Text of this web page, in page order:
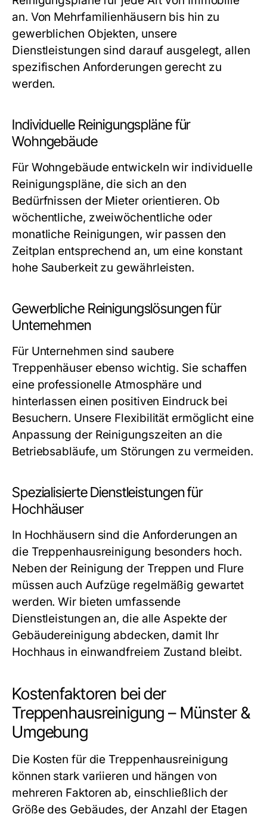
an. Von Mehrfamilienhäusern bis hin zu
gewerblichen Objekten, unsere
Dienstleistungen sind darauf ausgelegt, allen
spezifischen Anforderungen gerecht zu
werden.
Individuelle Reinigungspläne für
Wohngebäude
Für Wohngebäude entwickeln wir individuelle
Reinigungspläne, die sich an den
Bedürfnissen der Mieter orientieren. Ob
wöchentliche, zweiwöchentliche oder
monatliche Reinigungen, wir passen den
Zeitplan entsprechend an, um eine konstant
hohe Sauberkeit zu gewährleisten.
Gewerbliche Reinigungslösungen für
Unternehmen
Für Unternehmen sind saubere
Treppenhäuser ebenso wichtig. Sie schaffen
eine professionelle Atmosphäre und
hinterlassen einen positiven Eindruck bei
Besuchern. Unsere Flexibilität ermöglicht eine
Anpassung der Reinigungszeiten an die
Betriebsabläufe, um Störungen zu vermeiden.
Spezialisierte Dienstleistungen für
Hochhäuser
In Hochhäusern sind die Anforderungen an
die Treppenhausreinigung besonders hoch.
Neben der Reinigung der Treppen und Flure
müssen auch Aufzüge regelmäßig gewartet
werden. Wir bieten umfassende
Dienstleistungen an, die alle Aspekte der
Gebäudereinigung abdecken, damit Ihr
Hochhaus in einwandfreiem Zustand bleibt.
Kostenfaktoren bei der
Treppenhausreinigung – Münster &
Umgebung
Die Kosten für die Treppenhausreinigung
können stark variieren und hängen von
mehreren Faktoren ab, einschließlich der
Größe des Gebäudes, der Anzahl der Etagen